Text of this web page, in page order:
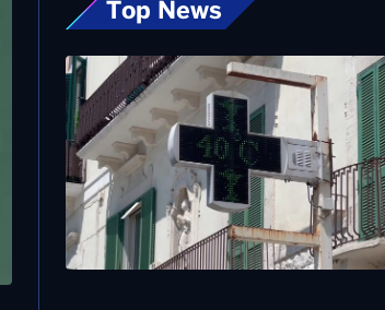
Top News